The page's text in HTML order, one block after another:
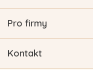
Pro firmy
Kontakt